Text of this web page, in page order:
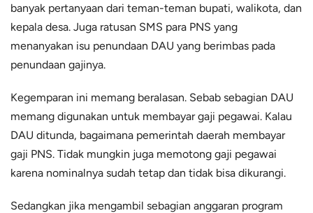
banyak pertanyaan dari teman-teman bupati, walikota, dan
kepala desa. Juga ratusan SMS para PNS yang
menanyakan isu penundaan DAU yang berimbas pada
penundaan gajinya.
Kegemparan ini memang beralasan. Sebab sebagian DAU
memang digunakan untuk membayar gaji pegawai. Kalau
DAU ditunda, bagaimana pemerintah daerah membayar
gaji PNS. Tidak mungkin juga memotong gaji pegawai
karena nominalnya sudah tetap dan tidak bisa dikurangi.
Sedangkan jika mengambil sebagian anggaran program